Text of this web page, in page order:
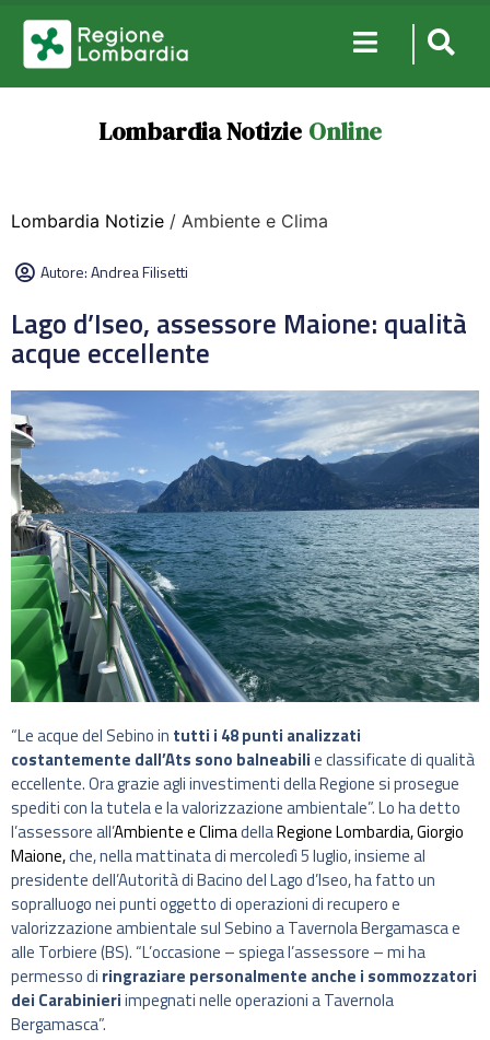
Lombardia Notizie Online
Lombardia Notizie / Ambiente e Clima
Autore:Andrea Filisetti
Lago d’Iseo, assessore Maione: qualità
acque eccellente
“Le acque del Sebino in tutti i 48 punti analizzati
costantemente dall’Ats sono balneabilie classificate di qualità
eccellente. Ora grazie agli investimenti della Regione si prosegue
spediti con la tutela e la valorizzazione ambientale”. Lo ha detto
l’assessore all’Ambiente e ClimadellaRegione Lombardia,Giorgio
Maione,che, nella mattinata di mercoledì 5 luglio, insieme al
presidente dell’Autorità di Bacino del Lago d’Iseo, ha fatto un
sopralluogo nei punti oggetto di operazioni di recupero e
valorizzazione ambientale sul Sebino a Tavernola Bergamasca e
alle Torbiere (BS). “L’occasione – spiega l’assessore – mi ha
permesso di ringraziare personalmente anche i sommozzatori
dei Carabinieriimpegnati nelle operazioni a Tavernola
Bergamasca”.